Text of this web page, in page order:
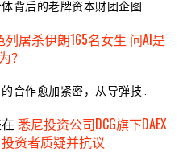
背后的老牌资本财团企图…
列屠杀伊朗165名女生 问AI是
？
合作愈加紧密，从导弹技…
悉尼投资公司DCG旗下DAEX
资者质疑并抗议